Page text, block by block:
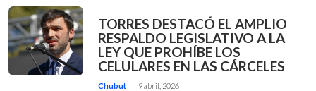
TORRES DESTACÓ EL AMPLIO
RESPALDO LEGISLATIVO A LA
LEY QUE PROHÍBE LOS
CELULARES EN LAS CÁRCELES
Chubut 9 abril, 2026